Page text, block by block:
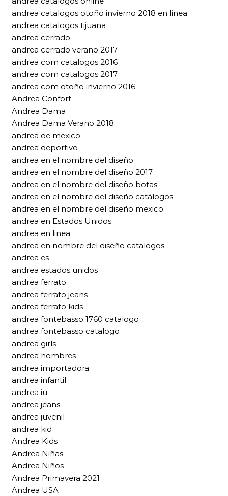
andrea catalogos otoño invierno 2018 en linea
andrea catalogos tijuana
andrea cerrado
andrea cerrado verano 2017
andrea com catalogos 2016
andrea com catalogos 2017
andrea com otoño invierno 2016
Andrea Confort
Andrea Dama
Andrea Dama Verano 2018
andrea de mexico
andrea deportivo
andrea en el nombre del diseño
andrea en el nombre del diseño 2017
andrea en el nombre del diseño botas
andrea en el nombre del diseño catálogos
andrea en el nombre del diseño mexico
andrea en Estados Unidos
andrea en linea
andrea en nombre del diseño catalogos
andrea es
andrea estados unidos
andrea ferrato
andrea ferrato jeans
andrea ferrato kids
andrea fontebasso 1760 catalogo
andrea fontebasso catalogo
andrea girls
andrea hombres
andrea importadora
andrea infantil
andrea iu
andrea jeans
andrea juvenil
andrea kid
Andrea Kids
Andrea Niñas
Andrea Niños
Andrea Primavera 2021
Andrea USA